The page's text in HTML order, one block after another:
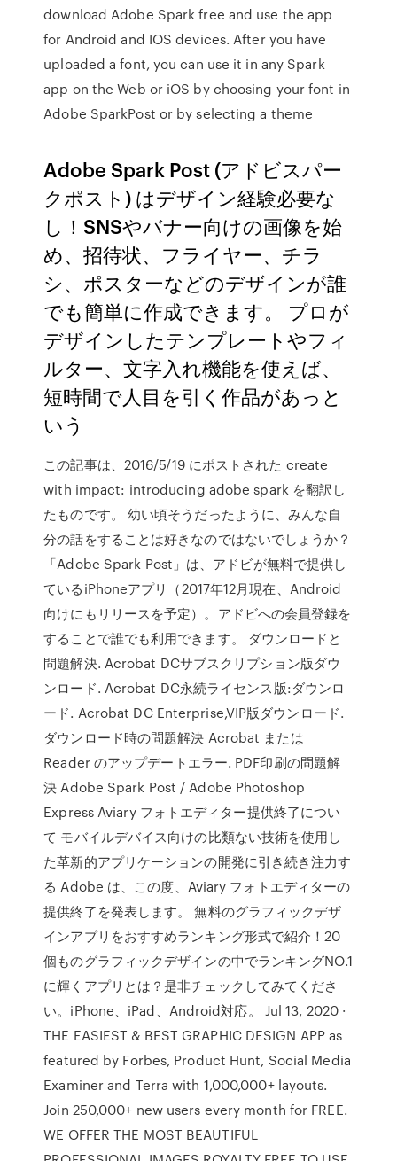
download Adobe Spark free and use the app
for Android and IOS devices. After you have
uploaded a font, you can use it in any Spark
app on the Web or iOS by choosing your font in
Adobe SparkPost or by selecting a theme
Adobe Spark Post (アドビスパー
クポスト) はデザイン経験必要な
し！SNSやバナー向けの画像を始
め、招待状、フライヤー、チラ
シ、ポスターなどのデザインが誰
でも簡単に作成できます。 プロが
デザインしたテンプレートやフィ
ルター、文字入れ機能を使えば、
短時間で人目を引く作品があっと
いう
この記事は、2016/5/19 にポストされた create
with impact: introducing adobe spark を翻訳し
たものです。 幼い頃そうだったように、みんな自
分の話をすることは好きなのではないでしょうか？
「Adobe Spark Post」は、アドビが無料で提供し
ているiPhoneアプリ（2017年12月現在、Android
向けにもリリースを予定）。アドビへの会員登録を
することで誰でも利用できます。 ダウンロードと
問題解決. Acrobat DCサブスクリプション版ダウ
ンロード. Acrobat DC永続ライセンス版:ダウンロ
ード. Acrobat DC Enterprise,VIP版ダウンロード.
ダウンロード時の問題解決 Acrobat または
Reader のアップデートエラー. PDF印刷の問題解
決 Adobe Spark Post / Adobe Photoshop
Express Aviary フォトエディター提供終了につい
て モバイルデバイス向けの比類ない技術を使用し
た革新的アプリケーションの開発に引き続き注力す
る Adobe は、この度、Aviary フォトエディターの
提供終了を発表します。 無料のグラフィックデザ
インアプリをおすすめランキング形式で紹介！20
個ものグラフィックデザインの中でランキングNO.1
に輝くアプリとは？是非チェックしてみてくださ
い。iPhone、iPad、Android対応。 Jul 13, 2020 ·
THE EASIEST & BEST GRAPHIC DESIGN APP as
featured by Forbes, Product Hunt, Social Media
Examiner and Terra with 1,000,000+ layouts.
Join 250,000+ new users every month for FREE.
WE OFFER THE MOST BEAUTIFUL